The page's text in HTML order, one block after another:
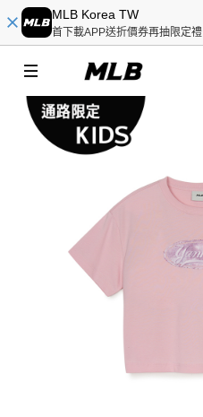
MLB Korea TW
首下載APP送折價券再抽限定禮